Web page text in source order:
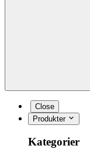
Close
Produkter
Kategorier